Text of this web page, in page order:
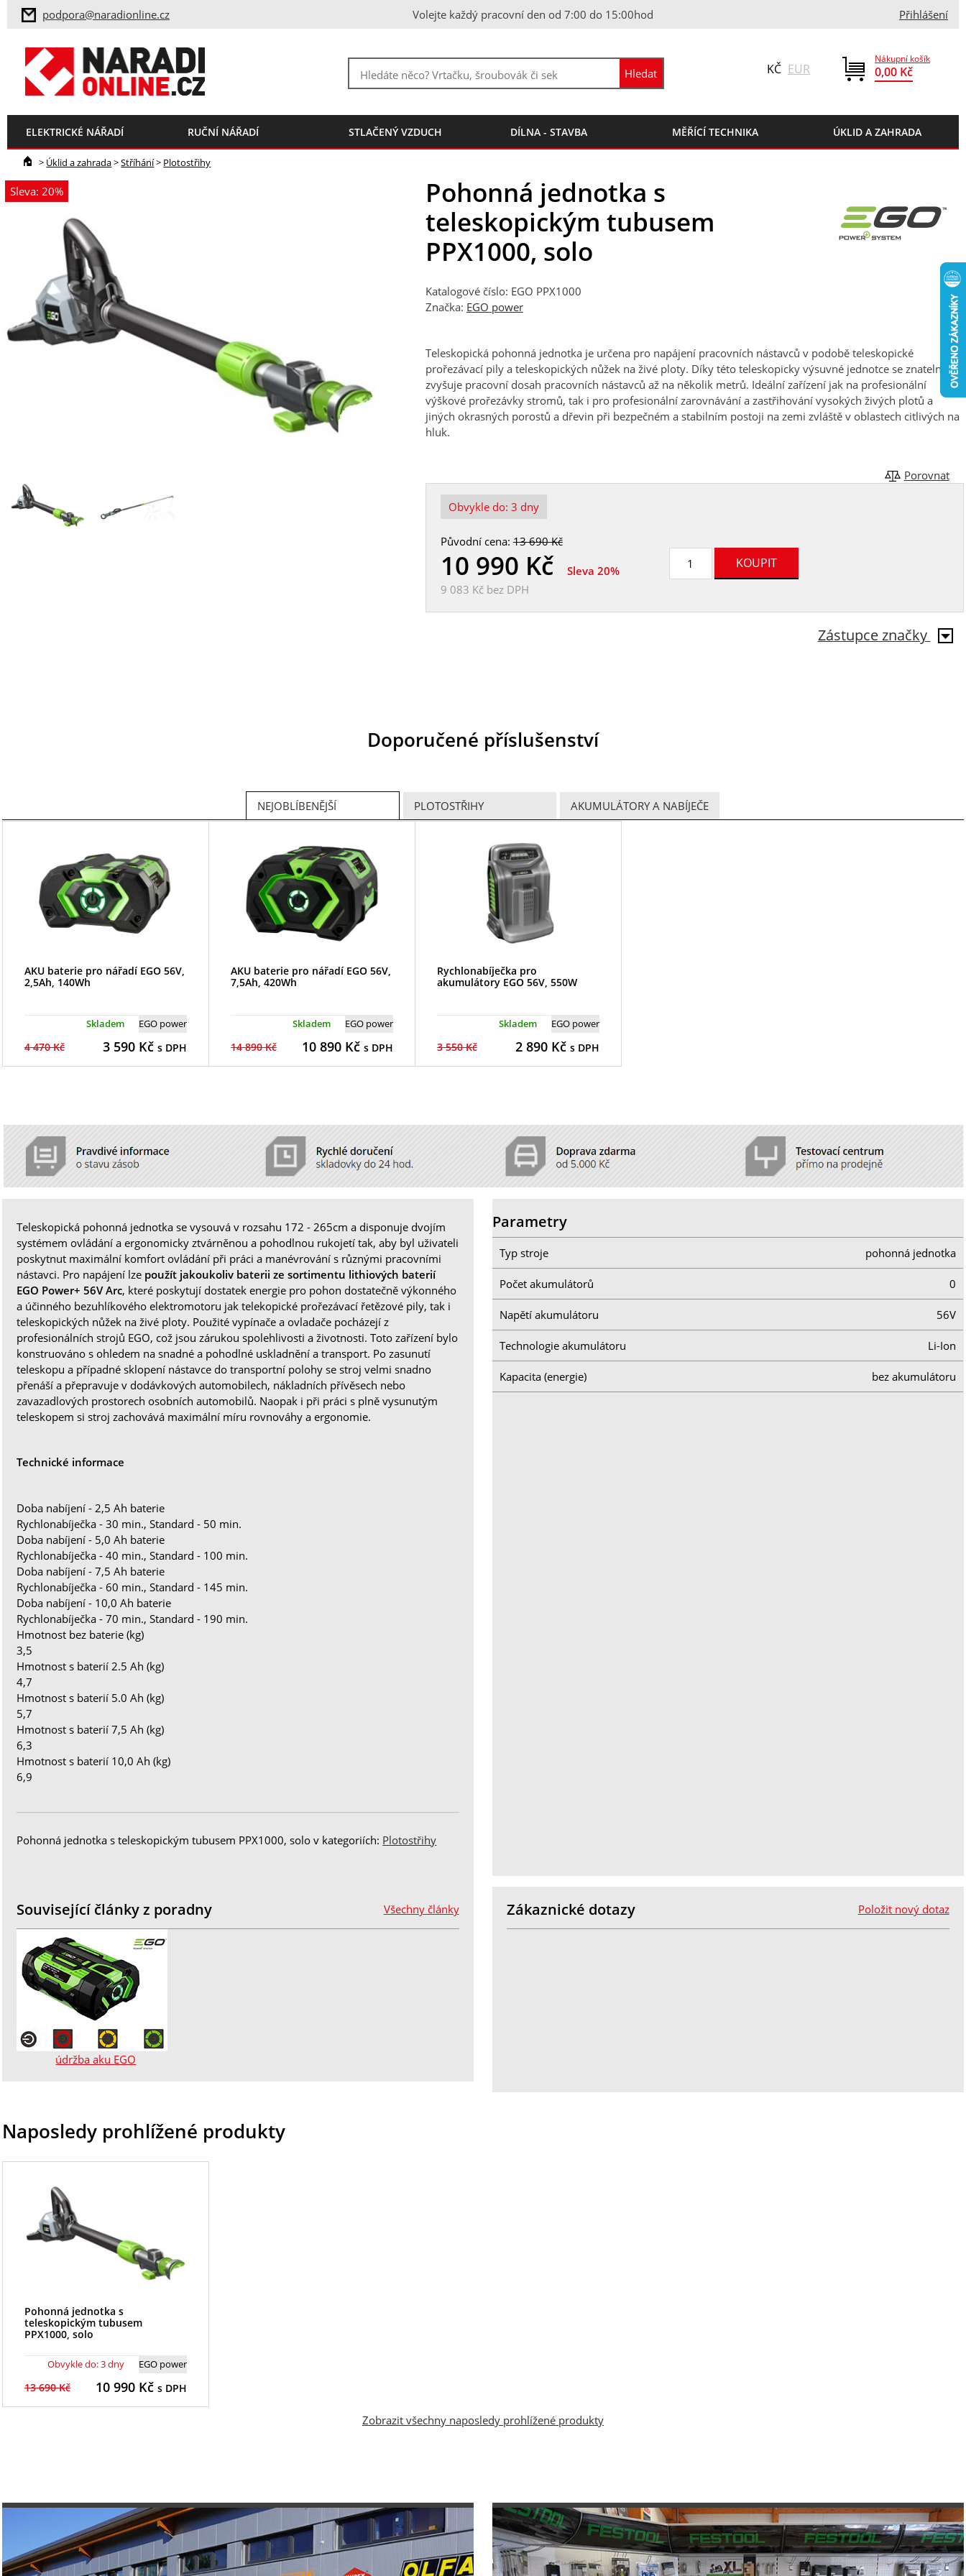
podpora@naradionline.cz Volejte každý pracovní den od 7:00 do 15:00hod Přihlášení
Nákupní košík
0,00 Kč
KČ EUR
ELEKTRICKÉ NÁŘADÍ RUČNÍ NÁŘADÍ STLAČENÝ VZDUCH DÍLNA - STAVBA MĚŘÍCÍ TECHNIKA ÚKLID A ZAHRADA
> Úklid a zahrada>Stříhání> Plotostřihy
Sleva: 20%
Pohonná jednotka s
teleskopickým tubusem
PPX1000, solo
Katalogové číslo: EGO PPX1000
Značka: EGO power
Teleskopická pohonná jednotka je určena pro napájení pracovních nástavců v podobě teleskopické
prořezávací pily a teleskopických nůžek na živé ploty. Díky této teleskopicky výsuvné jednotce se znatelně
zvyšuje pracovní dosah pracovních nástavců až na několik metrů. Ideální zařízení jak na profesionální
výškové prořezávky stromů, tak i pro profesionální zarovnávání a zastřihování vysokých živých plotů a
jiných okrasných porostů a dřevin při bezpečném a stabilním postoji na zemi zvláště v oblastech citlivých na
hluk.
Porovnat
Obvykle do: 3 dny
Původní cena:13 690 Kč
10 990 Kč
Sleva 20%
9 083 Kčbez DPH
Zástupce značky
Doporučené příslušenství
NEJOBLÍBENĚJŠÍ PLOTOSTŘIHY AKUMULÁTORY A NABÍJEČE
AKU baterie pro nářadí EGO 56V,
2,5Ah, 140Wh
EGO power
Skladem
4 470 Kč 3 590Kč s DPH
AKU baterie pro nářadí EGO 56V,
7,5Ah, 420Wh
EGO power
Skladem
14 890 Kč 10 890Kč s DPH
Rychlonabíječka pro
akumulátory EGO 56V, 550W
EGO power
Skladem
3 550 Kč 2 890Kč s DPH
Teleskopická pohonná jednotka se vysouvá v rozsahu 172 - 265cm a disponuje dvojím
systémem ovládání a ergonomicky ztvárněnou a pohodlnou rukojetí tak, aby byl uživateli
poskytnut maximální komfort ovládání při práci a manévrování s různými pracovními
nástavci. Pro napájení lze použít jakoukoliv baterii ze sortimentu lithiových baterií
EGO Power+ 56V Arc, které poskytují dostatek energie pro pohon dostatečně výkonného
a účinného bezuhlíkového elektromotoru jak telekopické prořezávací řetězové pily, tak i
teleskopických nůžek na živé ploty. Použité vypínače a ovladače pocházejí z
profesionálních strojů EGO, což jsou zárukou spolehlivosti a životnosti. Toto zařízení bylo
konstruováno s ohledem na snadné a pohodlné uskladnění a transport. Po zasunutí
teleskopu a případné sklopení nástavce do transportní polohy se stroj velmi snadno
přenáší a přepravuje v dodávkových automobilech, nákladních přívěsech nebo
zavazadlových prostorech osobních automobilů. Naopak i při práci s plně vysunutým
teleskopem si stroj zachovává maximální míru rovnováhy a ergonomie.
Technické informace
Doba nabíjení - 2,5 Ah baterie
Rychlonabíječka - 30 min., Standard - 50 min.
Doba nabíjení - 5,0 Ah baterie
Rychlonabíječka - 40 min., Standard - 100 min.
Doba nabíjení - 7,5 Ah baterie
Rychlonabíječka - 60 min., Standard - 145 min.
Doba nabíjení - 10,0 Ah baterie
Rychlonabíječka - 70 min., Standard - 190 min.
Hmotnost bez baterie (kg)
3,5
Hmotnost s baterií 2.5 Ah (kg)
4,7
Hmotnost s baterií 5.0 Ah (kg)
5,7
Hmotnost s baterií 7,5 Ah (kg)
6,3
Hmotnost s baterií 10,0 Ah (kg)
6,9
Pohonná jednotka s teleskopickým tubusem PPX1000, solo v kategoriích: Plotostřihy
Parametry
Typ stroje pohonná jednotka
Počet akumulátorů 0
Napětí akumulátoru 56V
Technologie akumulátoru Li-Ion
Kapacita (energie) bez akumulátoru
Všechny články
Související články z poradny
údržba aku EGO
Položit nový dotaz
Zákaznické dotazy
Naposledy prohlížené produkty
Pohonná jednotka s
teleskopickým tubusem
PPX1000, solo
EGO power
Obvykle do: 3 dny
13 690 Kč 10 990Kč s DPH
Zobrazit všechny naposledy prohlížené produkty